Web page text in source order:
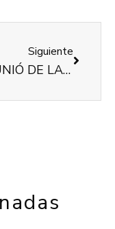
Siguiente
1º REUNIÓ DE LA COMISSIÓ DE SANITAT DE COCEMFE VALENCIA EN 2019